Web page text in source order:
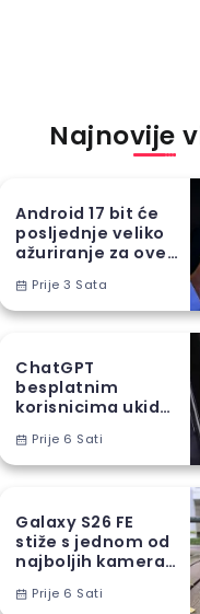
Najnovije
Android 17 bit će
posljednje veliko
ažuriranje za ove
Prije 3 Sata
ChatGPT
besplatnim
korisnicima ukida
ograničenja
Prije 6 Sati
Galaxy S26 FE
stiže s jednom od
najboljih kamera
serije
Prije 6 Sati